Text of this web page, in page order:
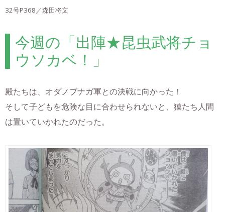
32号P368／森田将文
今週の「出陣★昆虫武将チョ
ウソカベ！」
殿たちは、オダノブナガ軍との決戦に向かった！
そして子どもを危険な目に合わせられないと、獏たち人間
は置いていかれたのだった。